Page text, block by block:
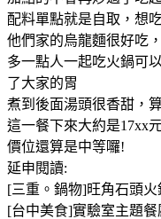
配料單點就是自取，想
他們家的烏龍麵很好吃
多一點人一起吃火鍋可
了大家的胃
煮到後面湯頭很香甜，
這一餐下來大約是17xx
價位還算是中等囉!
延申閱讀:
[三重。鍋物]旺角石頭火
[台中美食]實驗室主題